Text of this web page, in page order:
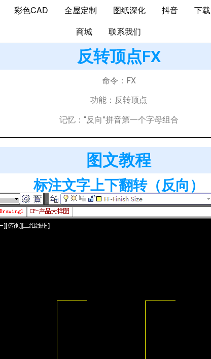
彩色CAD 全屋定制 图纸深化 抖音 下载
商城
联系我们
反转顶点FX
命令：FX
功能：反转顶点
记忆：“反向”拼音第一个字母组合
图文教程
标注文字上下翻转（反向）